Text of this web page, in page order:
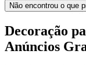
Não encontrou o que
Decoração
Anúncios